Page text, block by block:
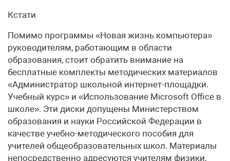
Кстати
Помимо программы «Новая жизнь компьютера»
руководителям, работающим в области
образования, стоит обратить внимание на
бесплатные комплекты методических материалов
«Администратор школьной интернет-площадки.
Учебный курс» и «Использование Microsoft Office в
школе». Эти диски допущены Министерством
образования и науки Российской Федерации в
качестве учебно-методического пособия для
учителей общеобразовательных школ. Материалы
непосредственно адресуются учителям физики,